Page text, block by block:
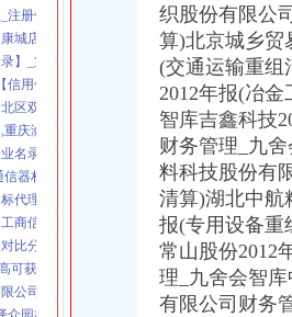
城店_【信用信息_诉讼信息_财务信
】_第18页_顺企网
信用信息_诉讼信息_财务信息_注册信息
区双凤桥恒信气相谱仪
庆渝振轩通信器材有限公司招聘】-
名录】_第2页_顺企网
信器材有限公司招聘】-重庆赶集网
代理机构的公告_中国招标网_重庆市
商信息】-阿土伯工商信息查询
比分析-重庆乐居
可获3600元补贴-上游新闻汇聚向
公司诉被告重庆市明远橡塑模具有限
园林（）_公告正文
标车提前淘汰市级财政励补贴实
织股份有限公
算)北京城乡贸
(交通运输重组
2012年报(冶
智库吉鑫科技
财务管理_九
料科技股份有
清算)湖北中航
报(专用设备重
常山股份2012
理_九舍会智
有限公司财务